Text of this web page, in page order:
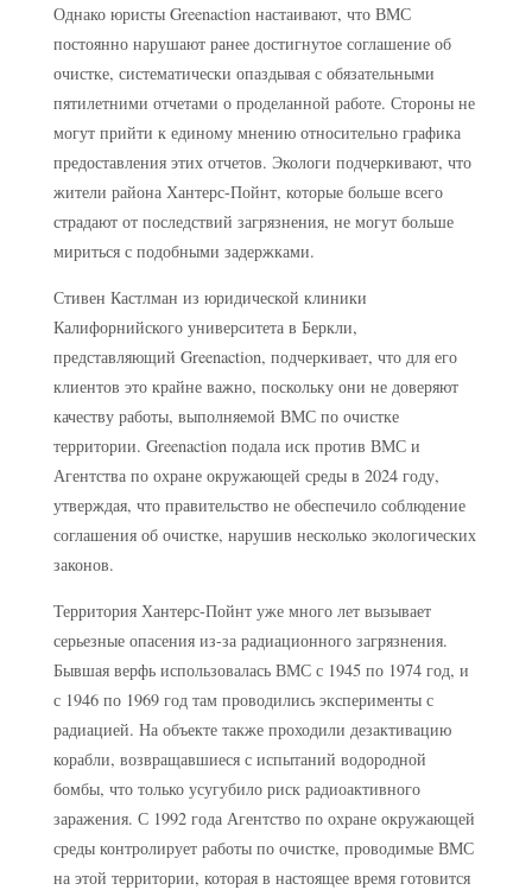
Однако юристы Greenaction настаивают, что ВМС
постоянно нарушают ранее достигнутое соглашение об
очистке, систематически опаздывая с обязательными
пятилетними отчетами о проделанной работе. Стороны не
могут прийти к единому мнению относительно графика
предоставления этих отчетов. Экологи подчеркивают, что
жители района Хантерс-Пойнт, которые больше всего
страдают от последствий загрязнения, не могут больше
мириться с подобными задержками.
Стивен Кастлман из юридической клиники
Калифорнийского университета в Беркли,
представляющий Greenaction, подчеркивает, что для его
клиентов это крайне важно, поскольку они не доверяют
качеству работы, выполняемой ВМС по очистке
территории. Greenaction подала иск против ВМС и
Агентства по охране окружающей среды в 2024 году,
утверждая, что правительство не обеспечило соблюдение
соглашения об очистке, нарушив несколько экологических
законов.
Территория Хантерс-Пойнт уже много лет вызывает
серьезные опасения из-за радиационного загрязнения.
Бывшая верфь использовалась ВМС с 1945 по 1974 год, и
с 1946 по 1969 год там проводились эксперименты с
радиацией. На объекте также проходили дезактивацию
корабли, возвращавшиеся с испытаний водородной
бомбы, что только усугубило риск радиоактивного
заражения. С 1992 года Агентство по охране окружающей
среды контролирует работы по очистке, проводимые ВМС
на этой территории, которая в настоящее время готовится